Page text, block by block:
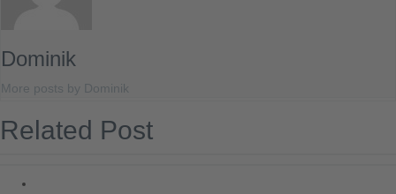
Dominik
More posts by Dominik
Related Post